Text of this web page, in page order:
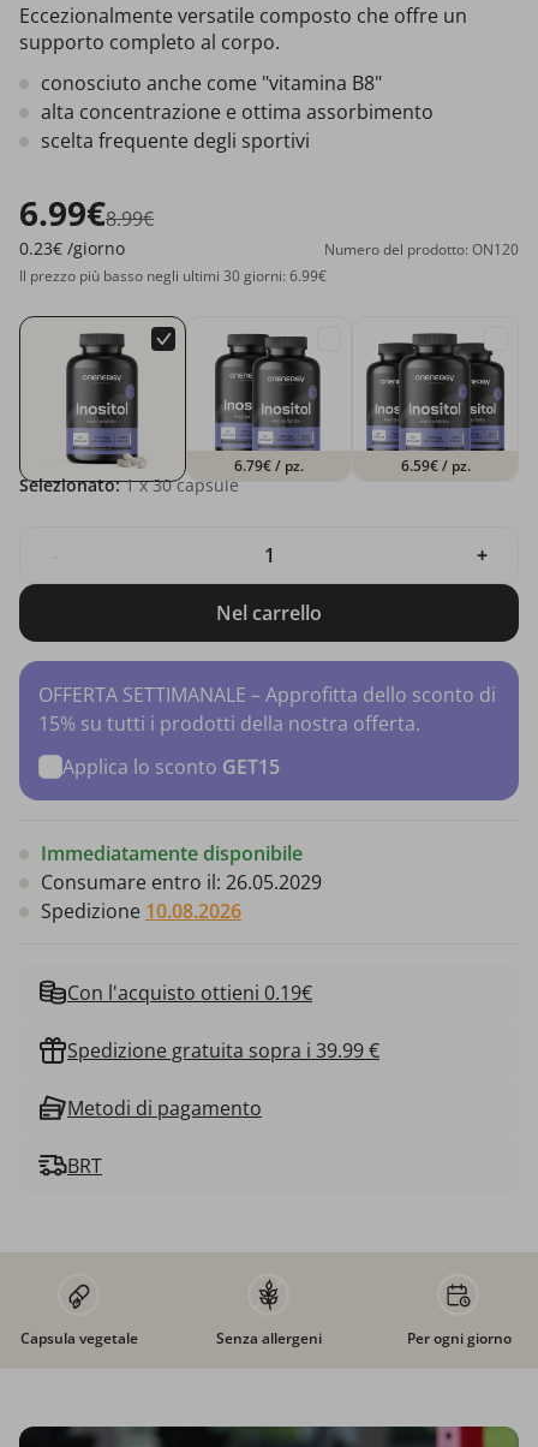
Eccezionalmente versatile composto che offre un
supporto completo al corpo.
conosciuto anche come "vitamina B8"
alta concentrazione e ottima assorbimento
scelta frequente degli sportivi
6.99€8.99€
0.23€ /giorno
Numero del prodotto: ON120
Il prezzo più basso negli ultimi 30 giorni: 6.99€
6.79€/ pz. 6.59€/ pz.
Selezionato: 1x 30 capsule
+
Nel carrello
OFFERTA SETTIMANALE – Approfitta dello sconto di
15% su tutti i prodotti della nostra offerta.
Applica lo sconto GET15
Immediatamente disponibile
Consumare entro il: 26.05.2029
Spedizione 10.08.2026
Con l'acquisto ottieni 0.19€
Spedizione gratuita sopra i 39.99 €
Metodi di pagamento
BRT
Capsula vegetale Senza allergeni Per ogni giorno